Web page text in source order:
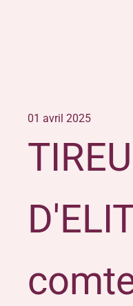
01 avril 2025